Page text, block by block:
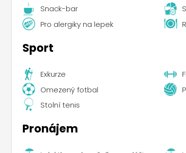
Snack-bar
Pro alergiky na lepek
Sport
Exkurze
Omezený fotbal
Stolní tenis
Pronájem